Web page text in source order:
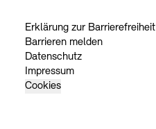
Erklärung zur Barrierefreiheit
Barrieren melden
Datenschutz
Impressum
Cookies